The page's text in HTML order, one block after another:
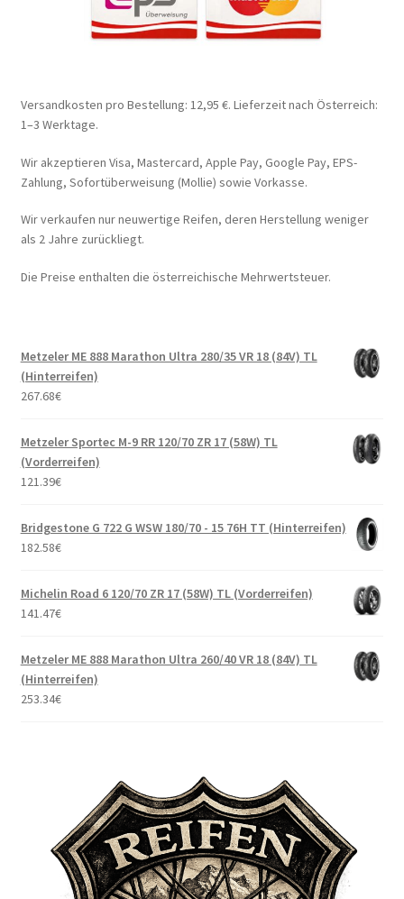
Versandkosten pro Bestellung: 12,95 €. Lieferzeit nach Österreich:
1–3 Werktage.
Wir akzeptieren Visa, Mastercard, Apple Pay, Google Pay, EPS-
Zahlung, Sofortüberweisung (Mollie) sowie Vorkasse.
Wir verkaufen nur neuwertige Reifen, deren Herstellung weniger
als 2 Jahre zurückliegt.
Die Preise enthalten die österreichische Mehrwertsteuer.
Metzeler ME 888 Marathon Ultra 280/35 VR 18 (84V) TL
(Hinterreifen)
267.68€
Metzeler Sportec M-9 RR 120/70 ZR 17 (58W) TL
(Vorderreifen)
121.39€
Bridgestone G 722 G WSW 180/70 - 15 76H TT (Hinterreifen)
182.58€
Michelin Road 6 120/70 ZR 17 (58W) TL (Vorderreifen)
141.47€
Metzeler ME 888 Marathon Ultra 260/40 VR 18 (84V) TL
(Hinterreifen)
253.34€